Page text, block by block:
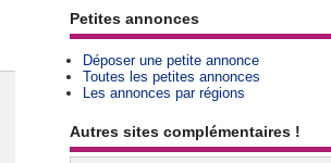
Petites annonces
Déposer une petite annonce
Toutes les petites annonces
Les annonces par régions
Autres sites complémentaires !